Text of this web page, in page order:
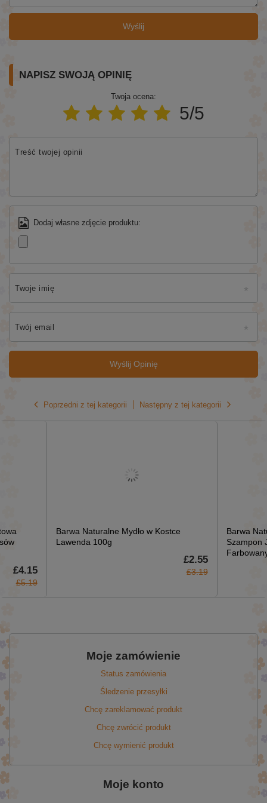
Wyślij
NAPISZ SWOJĄ OPINIĘ
Twoja ocena:
5/5
Treść twojej opinii
Dodaj własne zdjęcie produktu:
Twoje imię
Twój email
Wyślij Opinię
Poprzedni z tej kategorii
£4.15
£5.19
Barwa Naturalne Mydło w Kostce
Lawenda 100g
£2.55
£3.19
Barwa
Szampon
Następny z tej kategorii
Moje zamówienie
Status zamówienia
Śledzenie przesyłki
Chcę zareklamować produkt
Chcę zwrócić produkt
Chcę wymienić produkt
Moje konto